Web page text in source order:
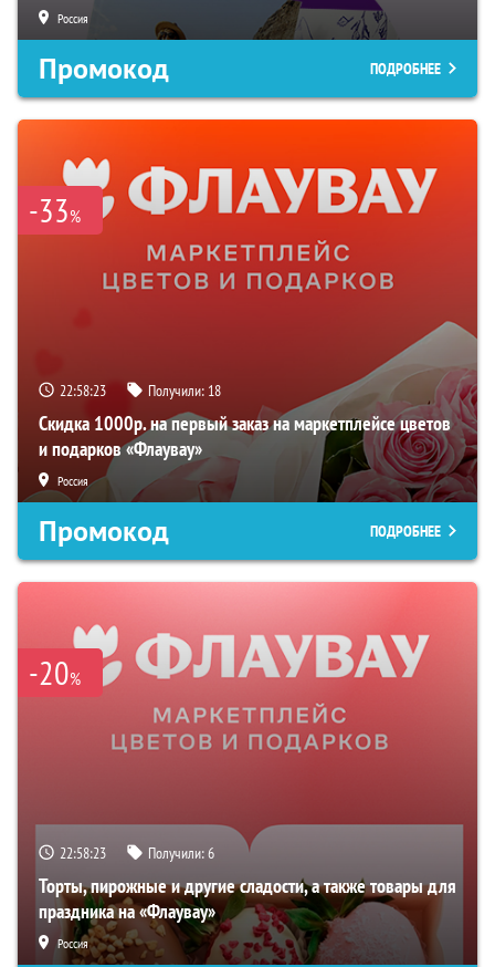
Россия
Промокод ПОДРОБНЕЕ
-33%
22:58:22 Получили: 18
Скидка 1000р. на первый заказ на маркетплейсе цветов
и подарков «Флаувау»
Россия
Промокод ПОДРОБНЕЕ
-20%
22:58:22 Получили:6
Торты, пирожные и другие сладости, а также товары для
праздника на «Флаувау»
Россия